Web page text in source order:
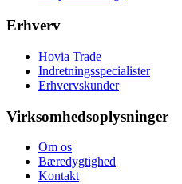
Erhverv
Hovia Trade
Indretningsspecialister
Erhvervskunder
Virksomhedsoplysninger
Om os
Bæredygtighed
Kontakt